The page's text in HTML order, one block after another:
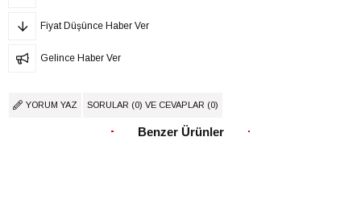
Fiyat Düşünce Haber Ver
Gelince Haber Ver
YORUM YAZ SORULAR (0) VE CEVAPLAR (0)
Benzer Ürünler